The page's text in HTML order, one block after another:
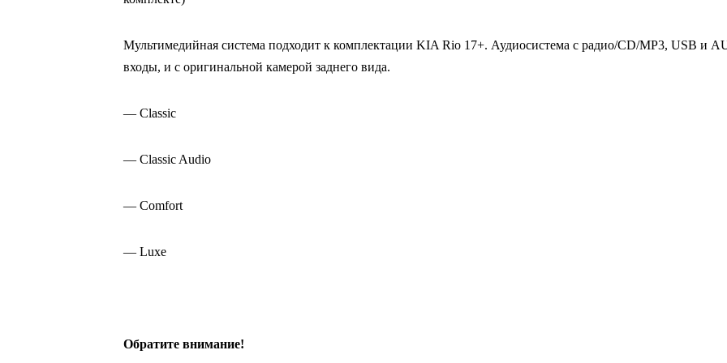
Мультимедийная система подходит к комплектации KIA Rio 17+. Аудиосистема с радио/CD/MP3, USB и
входы, и с оригинальной камерой заднего вида.
— Classic
— Classic Audio
— Comfort
— Luxe
Обратите внимание!